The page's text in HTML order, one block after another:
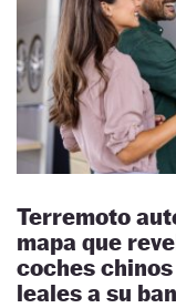
Terremoto
mapa que
coches
leales a su